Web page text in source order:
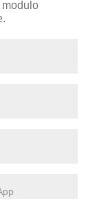
modulo